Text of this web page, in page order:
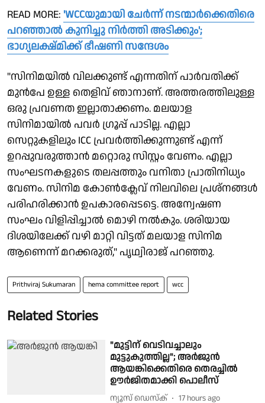
READ MORE: 'WCCയുമായി ചേർന്ന് നടന്മാർക്കെതിരെ
പറഞ്ഞാൽ കുനിച്ചു നിർത്തി അടിക്കും';
ഭാഗ്യലക്ഷ്മിക്ക് ഭീഷണി സന്ദേശം
"സിനിമയിൽ വിലക്കുണ്ട് എന്നതിന് പാർവതിക്ക്
മുൻപേ ഉള്ള തെളിവ് ഞാനാണ്. അത്തരത്തിലുള്ള
ഒരു പ്രവണത ഇല്ലാതാക്കണം. മലയാള
സിനിമായിൽ പവർ ഗ്രൂപ്പ് പാടില്ല. എല്ലാ
സെറ്റുകളിലും ICC പ്രവർത്തിക്കുന്നുണ്ട് എന്ന്
ഉറപ്പുവരുത്താൻ മറ്റൊരു സിസ്റ്റം വേണം. എല്ലാ
സംഘടനകളുടെ തലപ്പത്തും വനിതാ പ്രാതിനിധ്യം
വേണം. സിനിമ കോൺക്ലേവ് നിലവിലെ പ്രശ്നങ്ങൾ
പരിഹരിക്കാൻ ഉപകാരപ്പെടട്ടെ. അന്വേഷണ
സംഘം വിളിപ്പിച്ചാൽ മൊഴി നൽകും. ശരിയായ
ദിശയിലേക്ക് വഴി മാറ്റി വിട്ടത് മലയാള സിനിമ
ആണെന്ന് മറക്കരുത്," പൃഥ്വിരാജ് പറഞ്ഞു.
Prithviraj Sukumaran hema committee report wcc
Related Stories
"മുട്ടിന് വെടിവച്ചാലും
മുട്ടുകുത്തില്ല"; അർജുൻ
ആയങ്കിക്കെതിരെ തെരച്ചിൽ
ഊർജിതമാക്കി പൊലീസ്
ന്യൂസ് ഡെസ്ക് 17 hours ago